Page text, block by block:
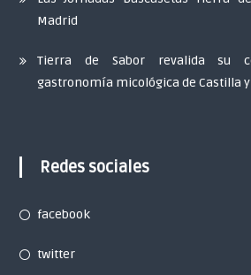
Madrid
Tierra de Sabor revalida su
gastronomía micológica de Castilla y
Redes sociales
facebook
twitter